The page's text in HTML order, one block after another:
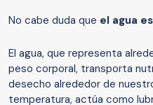
No cabe duda que el agua
El agua, que representa
peso corporal, transporta
desecho alrededor de
temperatura, actúa como